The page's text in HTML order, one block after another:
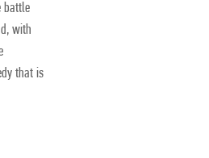
battle
with
that is